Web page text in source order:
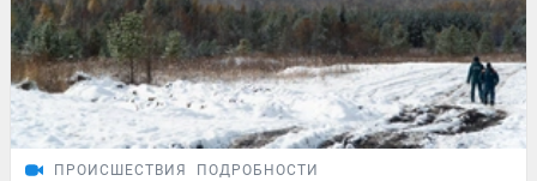
ПРОИСШЕСТВИЯ ПОДРОБНОСТИ